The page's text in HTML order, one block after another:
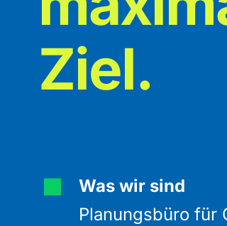
Ziel.
Was wir sind
Planungsbüro für